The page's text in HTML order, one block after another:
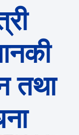
तथा